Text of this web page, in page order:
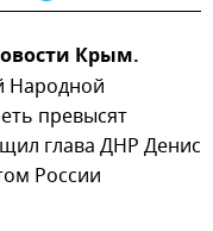
Крым.
Народной
превысят
глава ДНР Денис
России